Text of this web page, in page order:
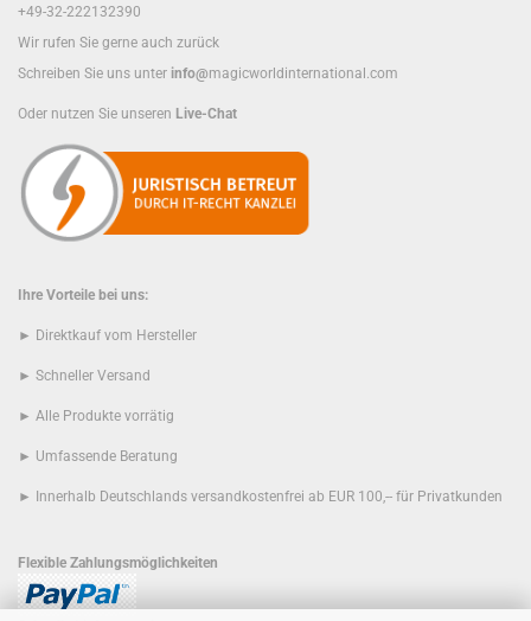
+49-32-222132390
Wir rufen Sie gerne auch zurück
Schreiben Sie uns unter info@magicworldinternational.com
Oder nutzen Sie unseren Live-Chat
Ihre Vorteile bei uns:
► Direktkauf vom Hersteller
► Schneller Versand
► Alle Produkte vorrätig
► Umfassende Beratung
► Innerhalb Deutschlands versandkostenfrei ab EUR 100,-- für Privatkunden
Flexible Zahlungsmöglichkeiten